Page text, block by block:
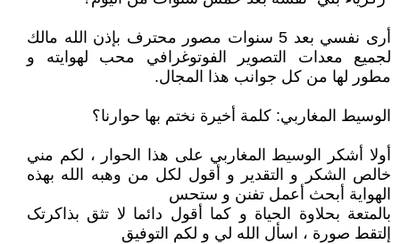
أرى نفسي بعد 5 سنوات مصور محترف بإذن الله مالك
لجميع معدات التصوير الفوتوغرافي محب لهوايته و
مطور لها من كل جوانب هذا المجال.
الوسيط المغاربي: كلمة أخيرة نختم بها حوارنا؟
أولا أشكر الوسيط المغاربي على هذا الحوار ، لكم مني
خالص الشكر و التقدير و أقول لكل من وهبه الله بهذه
الهواية أبحث أعمل تفنن و ستحس
بالمتعة بحلاوة الحياة و كما أقول دائما لا تثق بذاكرتک
إلتقط صورة ، اسأل الله لي و لكم التوفيق